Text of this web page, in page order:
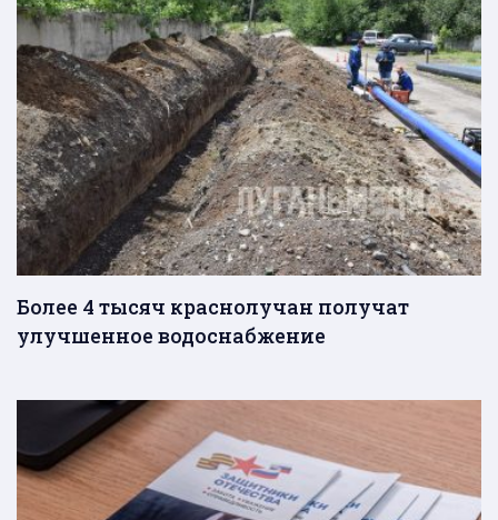
Более 4 тысяч краснолучан получат
улучшенное водоснабжение